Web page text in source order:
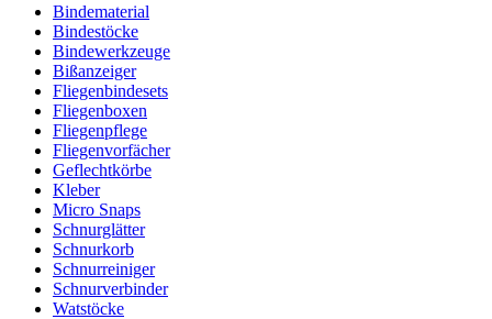
Bindematerial
Bindestöcke
Bindewerkzeuge
Bißanzeiger
Fliegenbindesets
Fliegenboxen
Fliegenpflege
Fliegenvorfächer
Geflechtkörbe
Kleber
Micro Snaps
Schnurglätter
Schnurkorb
Schnurreiniger
Schnurverbinder
Watstöcke